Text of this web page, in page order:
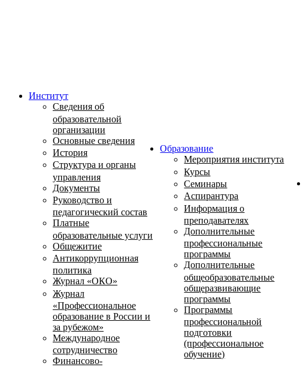
Институт
Сведения об
образовательной
организации
Основные сведения
История
Структура и органы
управления
Документы
Руководство и
педагогический состав
Платные
образовательные услуги
Общежитие
Антикоррупционная
политика
Журнал «ОКО»
Журнал
«Профессиональное
образование в России и
за рубежом»
Международное
сотрудничество
Финансово-
Образование
Мероприятия института
Курсы
Семинары
Аспирантура
Информация о
преподавателях
Дополнительные
профессиональные
программы
Дополнительные
общеобразовательные
общеразвивающие
программы
Программы
профессиональной
подготовки
(профессиональное
обучение)